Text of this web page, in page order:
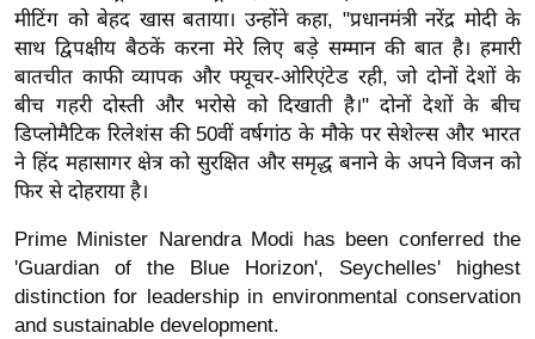
इं
डि
या
सा
हि
त्य
ग
त
ऑ
मीटिंग को बेहद खास बताया। उन्होंने कहा, "प्रधानमंत्री नरेंद्र मोदी के
साथ द्विपक्षीय बैठकें करना मेरे लिए बड़े सम्मान की बात है। हमारी
बातचीत काफी व्यापक और फ्यूचर-ओरिएंटेड रही, जो दोनों देशों के
बीच गहरी दोस्ती और भरोसे को दिखाती है।" दोनों देशों के बीच
डिप्लोमैटिक रिलेशंस की 50वीं वर्षगांठ के मौके पर सेशेल्स और भारत
ने हिंद महासागर क्षेत्र को सुरक्षित और समृद्ध बनाने के अपने विजन को
फिर से दोहराया है।
Prime Minister Narendra Modi has been conferred the
'Guardian of the Blue Horizon', Seychelles' highest
distinction for leadership in environmental conservation
and sustainable development.